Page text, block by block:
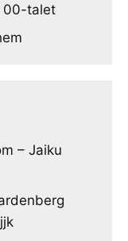
00-talet
– Jaiku